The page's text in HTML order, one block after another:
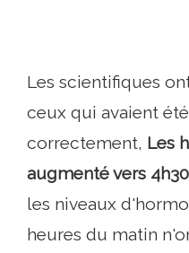
Les scientifiques
ceux qui avaient
correctement, Les
augmenté vers
les niveaux
heures du matin